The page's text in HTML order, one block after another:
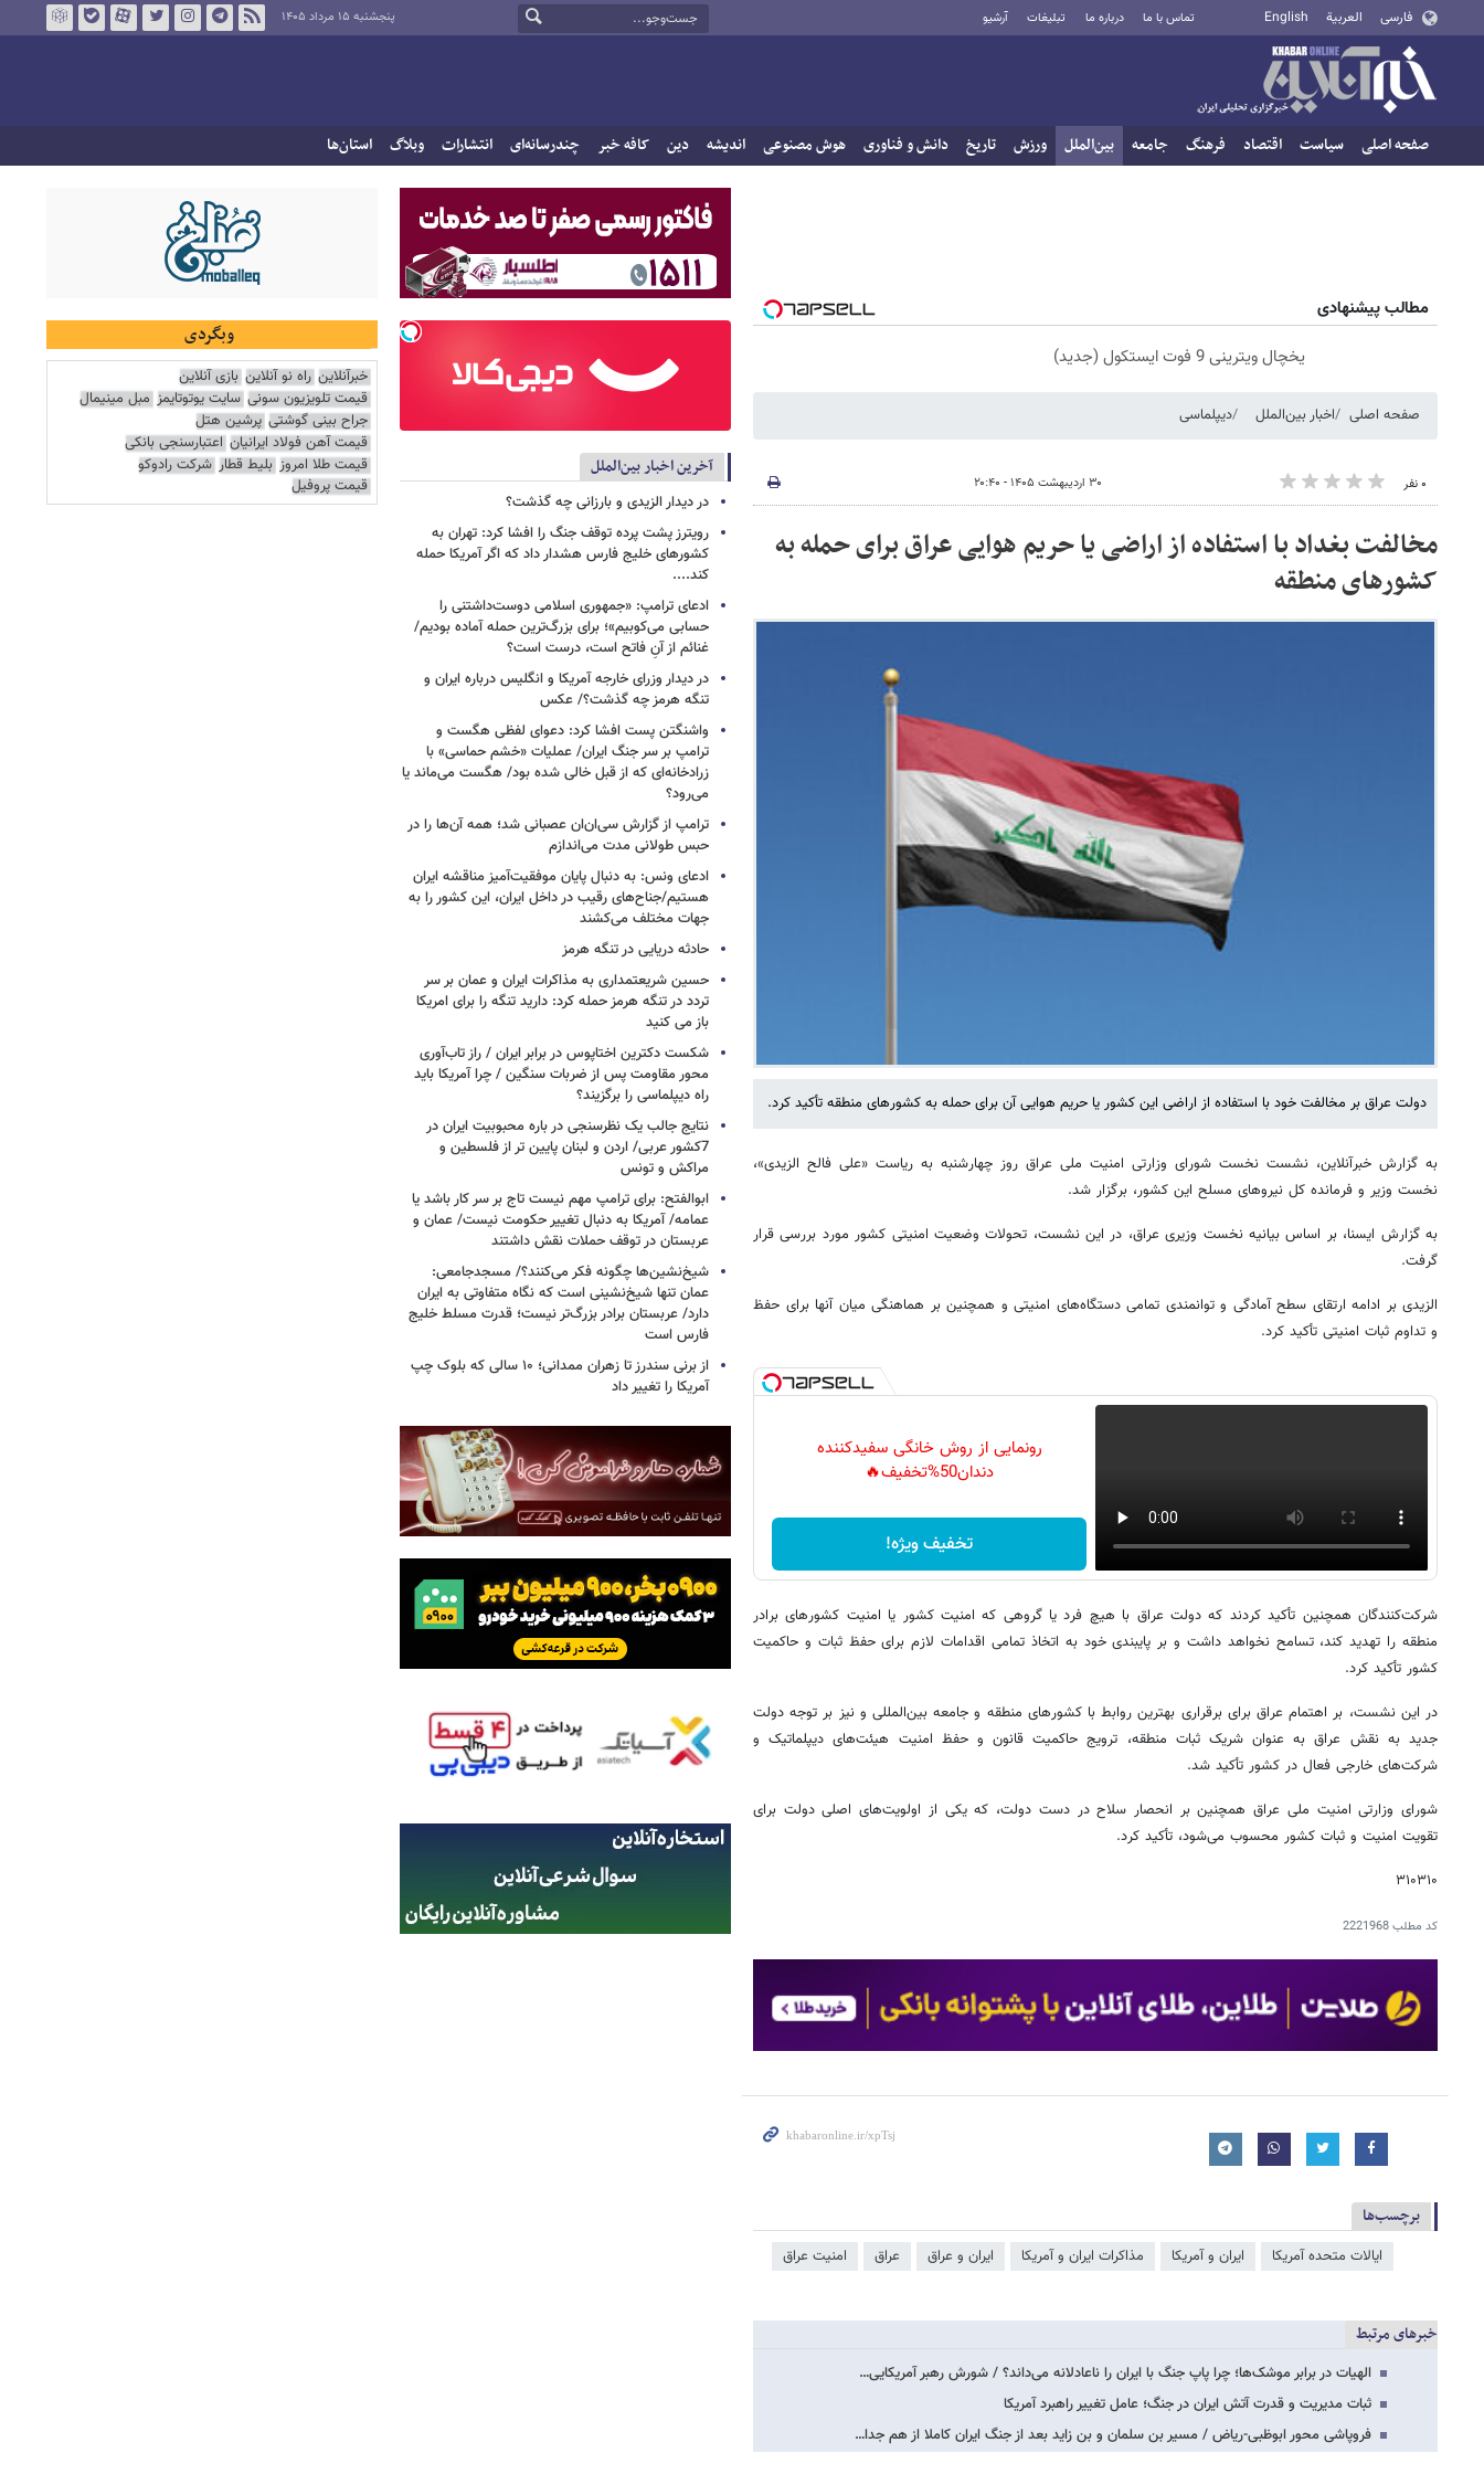
فارسی العربية English تماس با ما درباره ما تبلیغات آرشیو پنجشنبه ۱۵ مرداد ۱۴۰۵
صفحه اصلی سیاست اقتصاد فرهنگ جامعه بین‌الملل ورزش تاریخ دانش و فناوری هوش مصنوعی اندیشه دین کافه خبر چندرسانه‌ای انتشارات وبلاگ استان‌ها
مطالب پیشنهادی
یخچال ویترینی 9 فوت ایستکول (جدید)
صفحه اصلی اخبار بین‌الملل دیپلماسی
۰ نفر ۳۰ اردیبهشت ۱۴۰۵ - ۲۰:۴۰
مخالفت بغداد با استفاده از اراضی یا حریم هوایی عراق برای حمله به
کشورهای منطقه
دولت عراق بر مخالفت خود با استفاده از اراضی این کشور یا حریم هوایی آن برای حمله به کشورهای منطقه تأکید کرد.
به گزارش خبرآنلاین، نشست نخست شورای وزارتی امنیت ملی عراق روز چهارشنبه به ریاست «علی فالح الزیدی»،
نخست وزیر و فرمانده کل نیروهای مسلح این کشور، برگزار شد.
به گزارش ایسنا، بر اساس بیانیه نخست وزیری عراق، در این نشست، تحولات وضعیت امنیتی کشور مورد بررسی قرار
گرفت.
الزیدی بر ادامه ارتقای سطح آمادگی و توانمندی تمامی دستگاه‌های امنیتی و همچنین بر هماهنگی میان آنها برای حفظ
و تداوم ثبات امنیتی تأکید کرد.
رونمایی از روش خانگی سفیدکننده
دندان50%تخفیف🔥
تخفیف ویژه!
شرکت‌کنندگان همچنین تأکید کردند که دولت عراق با هیچ فرد یا گروهی که امنیت کشور یا امنیت کشورهای برادر
منطقه را تهدید کند، تسامح نخواهد داشت و بر پایبندی خود به اتخاذ تمامی اقدامات لازم برای حفظ ثبات و حاکمیت
کشور تأکید کرد.
در این نشست، بر اهتمام عراق برای برقراری بهترین روابط با کشورهای منطقه و جامعه بین‌المللی و نیز بر توجه دولت
جدید به نقش عراق به عنوان شریک ثبات منطقه، ترویج حاکمیت قانون و حفظ امنیت هیئت‌های دیپلماتیک و
شرکت‌های خارجی فعال در کشور تأکید شد.
شورای وزارتی امنیت ملی عراق همچنین بر انحصار سلاح در دست دولت، که یکی از اولویت‌های اصلی دولت برای
تقویت امنیت و ثبات کشور محسوب می‌شود، تأکید کرد.
۳۱۰۳۱۰
کد مطلب2221968
برچسب‌ها
ایالات متحده آمریکا ایران و آمریکا مذاکرات ایران و آمریکا ایران و عراق عراق امنیت عراق
خبرهای مرتبط
الهیات در برابر موشک‌ها؛ چرا پاپ جنگ با ایران را ناعادلانه می‌داند؟ / شورش رهبر آمریکایی…
ثبات مدیریت و قدرت آتش ایران در جنگ؛ عامل تغییر راهبرد آمریکا
فروپاشی محور ابوظبی-ریاض / مسیر بن سلمان و بن زاید بعد از جنگ ایران کاملا از هم جدا…
آخرین اخبار بین‌الملل
در دیدار الزیدی و بارزانی چه گذشت؟
رویترز پشت پرده توقف جنگ را افشا کرد: تهران به
کشورهای خلیج فارس هشدار داد که اگر آمریکا حمله
کند....
ادعای ترامپ: «جمهوری اسلامی دوست‌داشتنی را
حسابی می‌کوبیم»؛ برای بزرگ‌ترین حمله آماده بودیم/
غنائم از آنِ فاتح است، درست است؟
در دیدار وزرای خارجه آمریکا و انگلیس درباره ایران و
تنگه هرمز چه گذشت؟/ عکس
واشنگتن پست افشا کرد: دعوای لفظی هگست و
ترامپ بر سر جنگ ایران/ عملیات «خشم حماسی» با
زرادخانه‌ای که از قبل خالی شده بود/ هگست می‌ماند یا
می‌رود؟
ترامپ از گزارش سی‌ان‌ان عصبانی شد؛ همه آن‌ها را در
حبس طولانی مدت می‌اندازم
ادعای ونس: به دنبال پایان موفقیت‌آمیز مناقشه ایران
هستیم/جناح‌های رقیب در داخل ایران، این کشور را به
جهات مختلف می‌کشند
حادثه دریایی در تنگه هرمز
حسین شریعتمداری به مذاکرات ایران و عمان بر سر
تردد در تنگه هرمز حمله کرد: دارید تنگه را برای امریکا
باز می کنید
شکست دکترین اختاپوس در برابر ایران / راز تاب‌آوری
محور مقاومت پس از ضربات سنگین / چرا آمریکا باید
راه دیپلماسی را برگزیند؟
نتایج جالب یک نظرسنجی در باره محبوبیت ایران در
7کشور عربی/ اردن و لبنان پایین تر از فلسطین و
مراکش و تونس
ابوالفتح: برای ترامپ مهم نیست تاج بر سر کار باشد یا
عمامه/ آمریکا به دنبال تغییر حکومت نیست/ عمان و
عربستان در توقف حملات نقش داشتند
شیخ‌نشین‌ها چگونه فکر می‌کنند؟/ مسجدجامعی:
عمان تنها شیخ‌نشینی است که نگاه متفاوتی به ایران
دارد/ عربستان برادر بزرگ‌تر نیست؛ قدرت مسلط خلیج
فارس است
از برنی سندرز تا زهران ممدانی؛ ۱۰ سالی که بلوک چپ
آمریکا را تغییر داد
وبگردی
خبرآنلاین راه نو آنلاین بازی آنلاین
قیمت تلویزیون سونی سایت یوتوتایمز مبل مینیمال
جراح بینی گوشتی پرشین هتل
قیمت آهن فولاد ایرانیان اعتبارسنجی بانکی
قیمت طلا امروز بلیط قطار شرکت رادوکو
قیمت پروفیل